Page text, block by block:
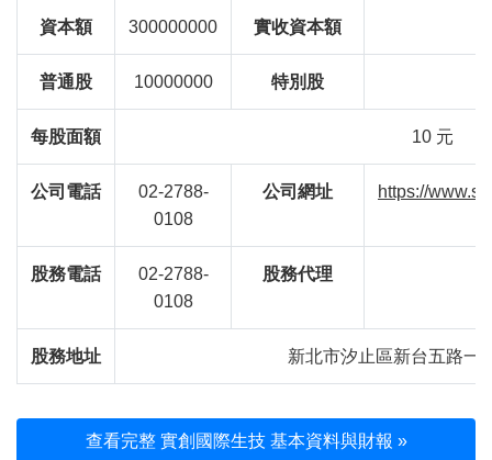
資本額 300000000 實收資本額
普通股 10000000 特別股
每股面額 10 元
公司電話
02-2788-
0108
公司網址 https://
股務電話
02-2788-
0108
股務代理
股務地址 新北市汐止區新台五路一
查看完整 實創國際生技 基本資料與財報 »